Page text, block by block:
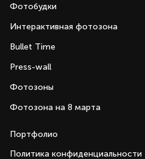
Фотобудки
Интерактивная фотозона
Bullet Time
Press-wall
Фотозоны
Фотозона на 8 марта
Портфолио
Политика конфиденциальности